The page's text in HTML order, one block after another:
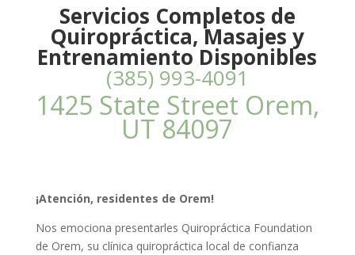
Servicios Completos de
Quiropráctica, Masajes y
Entrenamiento Disponibles
(385) 993-4091
1425 State Street Orem,
UT 84097
¡Atención, residentes de Orem!
Nos emociona presentarles Quiropráctica Foundation
de Orem, su clínica quiropráctica local de confianza